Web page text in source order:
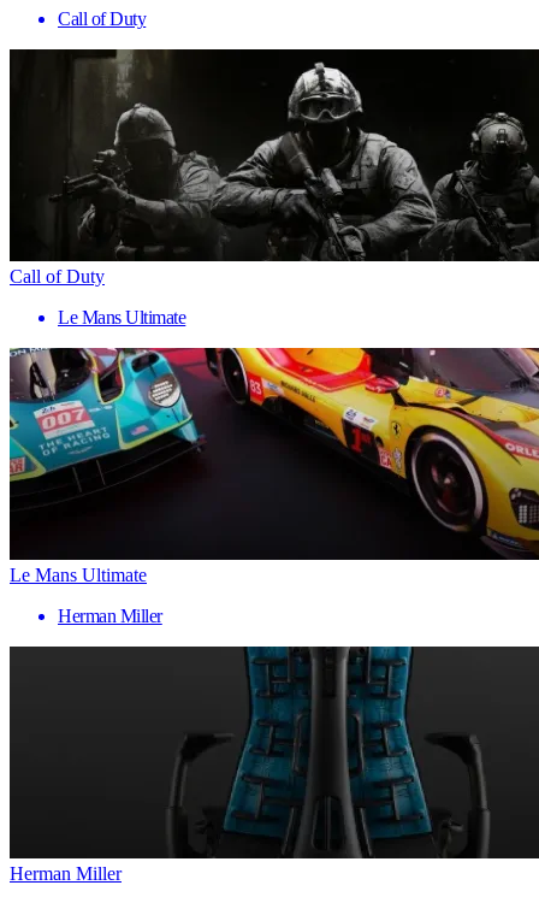
Call of Duty
Call of Duty
Le Mans Ultimate
Le Mans Ultimate
Herman Miller
Herman Miller